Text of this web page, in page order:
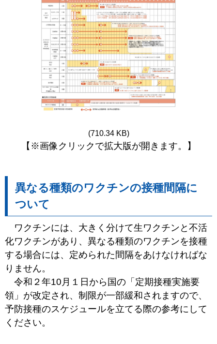
(710.34 KB)
【※画像クリックで拡大版が開きます。】
異なる種類のワクチンの接種間隔に
ついて
ワクチンには、大きく分けて生ワクチンと不活
化ワクチンがあり、異なる種類のワクチンを接種
する場合には、定められた間隔をあけなければな
りません。
令和２年10月１日から国の「定期接種実施要
領」が改定され、制限が一部緩和されますので、
予防接種のスケジュールを立てる際の参考にして
ください。